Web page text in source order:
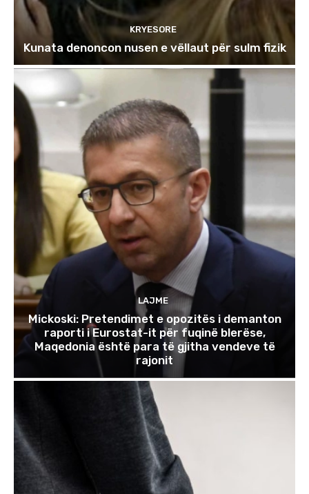
KRYESORE
Kunata denoncon nusen e vëllaut për sulm fizik
LAJME
Mickoski: Pretendimet e opozitës i demanton
raporti i Eurostat-it për fuqinë blerëse,
Maqedonia është para të gjitha vendeve të
rajonit